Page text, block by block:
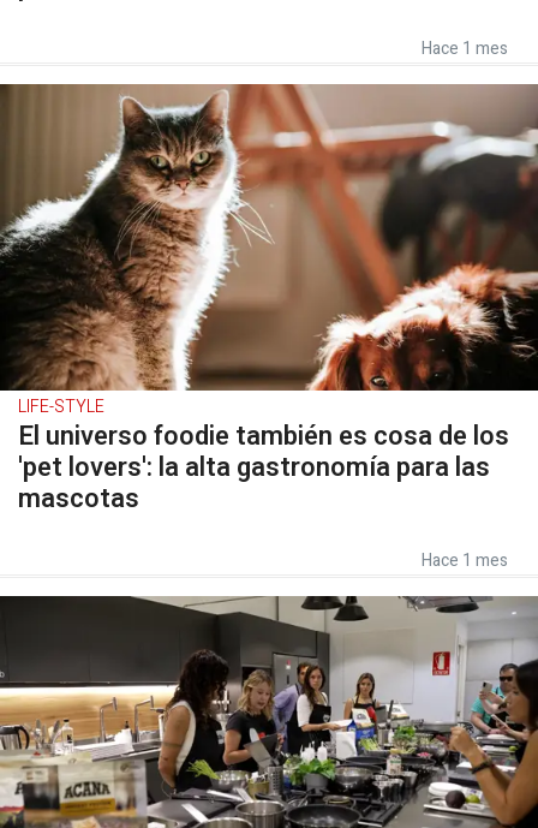
Hace 1 mes
LIFE-STYLE
El universo foodie también es cosa de los
'pet lovers': la alta gastronomía para las
mascotas
Hace 1 mes